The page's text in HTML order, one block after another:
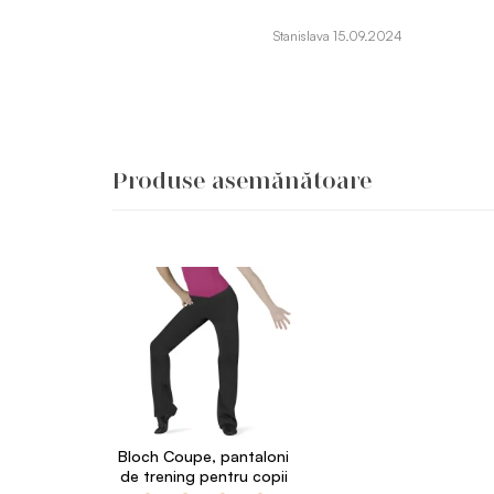
Stanislava 15.09.2024
Produse asemănătoare
Bloch Coupe, pantaloni
de trening pentru copii